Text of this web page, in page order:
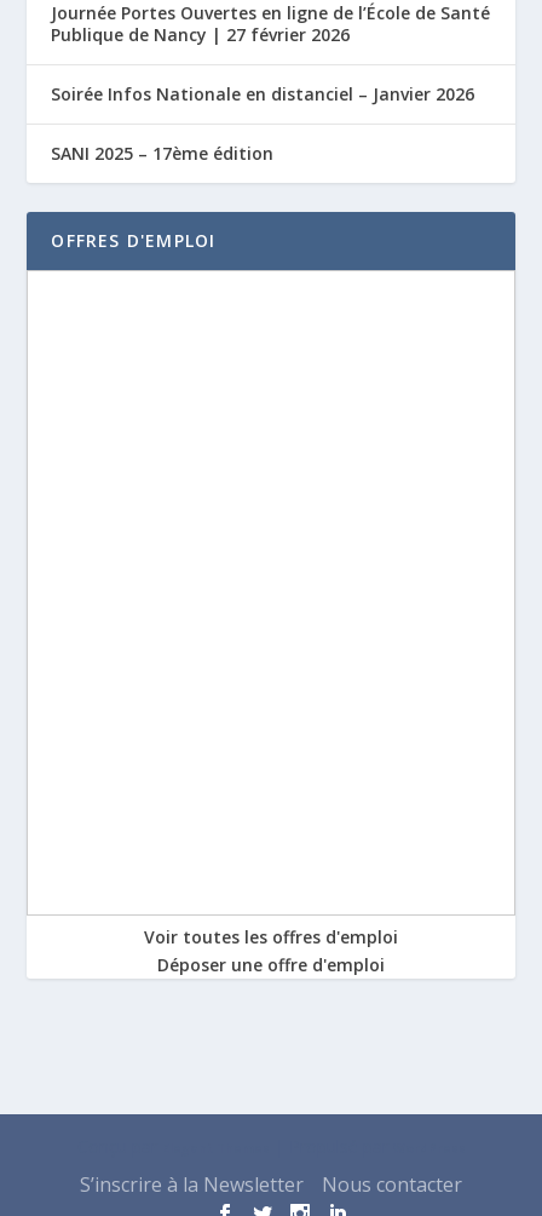
Journée Portes Ouvertes en ligne de l’École de Santé
Publique de Nancy | 27 février 2026
Soirée Infos Nationale en distanciel – Janvier 2026
SANI 2025 – 17ème édition
OFFRES D'EMPLOI
Voir toutes les offres d'emploi
Déposer une offre d'emploi
S’inscrire à la Newsletter Nous contacter